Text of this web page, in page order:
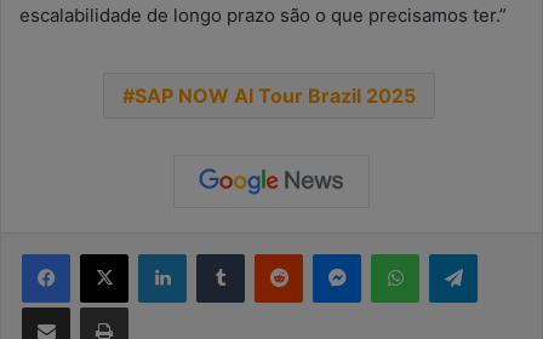
escalabilidade de longo prazo são o que precisamos ter.”
SAP NOW AI Tour Brazil 2025
Facebook
X LinkedinTumblr Reddit MessengerWhatsApp
Compartilhar via e-mail Imprimir